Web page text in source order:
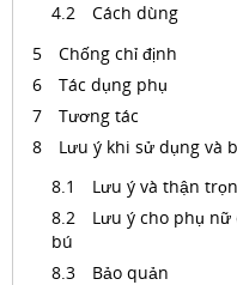
Cách dùng
Chống chỉ định
Tác dụng phụ
Tương tác
Lưu ý khi sử dụng và
Lưu ý và thận
Lưu ý cho phụ nữ
bú
Bảo quản